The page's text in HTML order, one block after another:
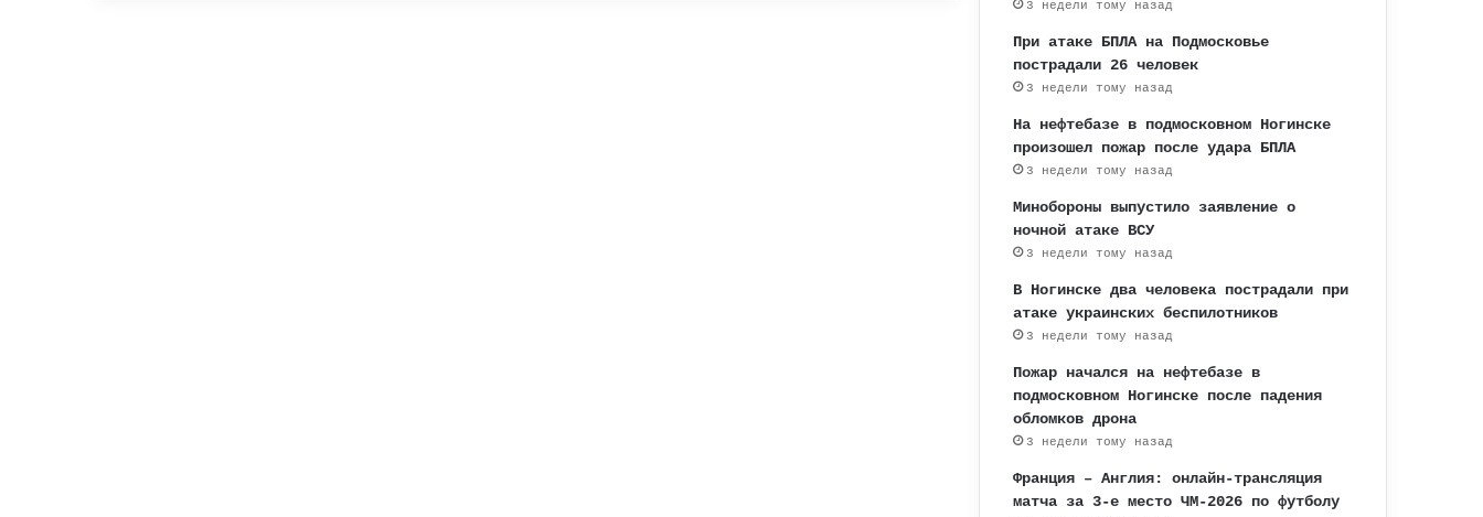
3 недели тому назад
При атаке БПЛА на Подмосковье
пострадали 26 человек
3 недели тому назад
На нефтебазе в подмосковном Ногинске
произошел пожар после удара БПЛА
3 недели тому назад
Минобороны выпустило заявление о
ночной атаке ВСУ
3 недели тому назад
В Ногинске два человека пострадали при
атаке украинских беспилотников
3 недели тому назад
Пожар начался на нефтебазе в
подмосковном Ногинске после падения
обломков дрона
3 недели тому назад
Франция – Англия: онлайн-трансляция
матча за 3-е место ЧМ-2026 по футболу